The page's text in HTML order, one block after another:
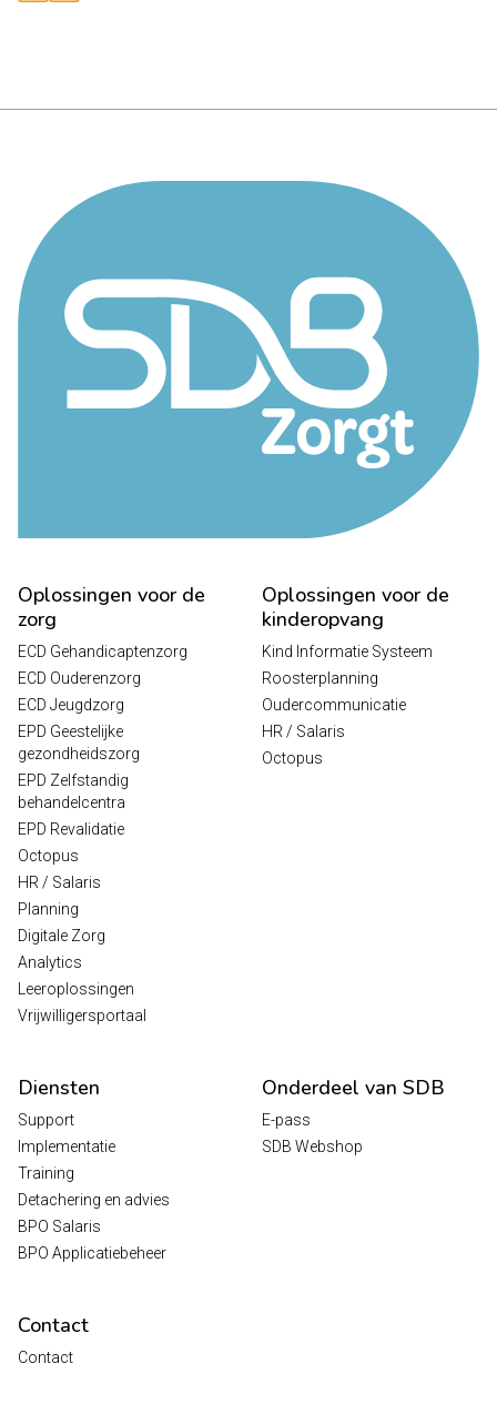
Oplossingen voor de
zorg
ECD Gehandicaptenzorg
ECD Ouderenzorg
ECD Jeugdzorg
EPD Geestelijke
gezondheidszorg
EPD Zelfstandig
behandelcentra
EPD Revalidatie
Octopus
HR / Salaris
Planning
Digitale Zorg
Analytics
Leeroplossingen
Vrijwilligersportaal
Oplossingen voor de
kinderopvang
Kind Informatie Systeem
Roosterplanning
Oudercommunicatie
HR / Salaris
Octopus
Diensten
Support
Implementatie
Training
Detachering en advies
BPO Salaris
BPO Applicatiebeheer
Onderdeel van SDB
E-pass
SDB Webshop
Contact
Contact